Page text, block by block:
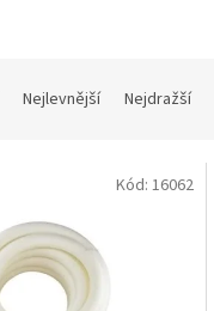
Nejlevnější Nejdražší
Kód: 16062